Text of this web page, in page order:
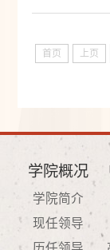
首页 上页
学院概况
学院简介
现任领导